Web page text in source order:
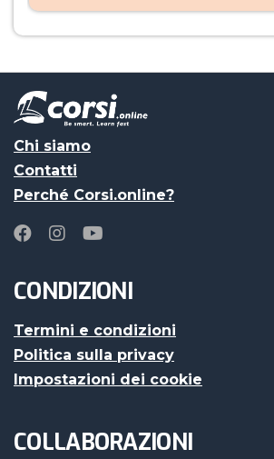
Chi siamo
Contatti
Perché Corsi.online?
CONDIZIONI
Termini e condizioni
Politica sulla privacy
Impostazioni dei cookie
COLLABORAZIONI